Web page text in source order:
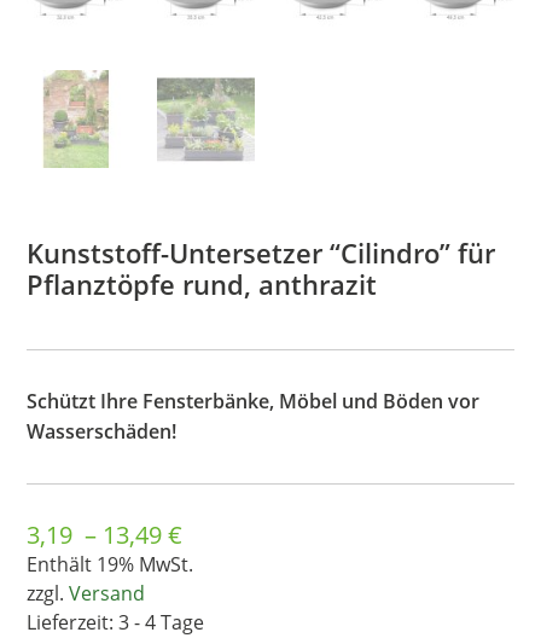
Kunststoff-Untersetzer “Cilindro” für
Pflanztöpfe rund, anthrazit
Schützt Ihre Fensterbänke, Möbel und Böden vor
Wasserschäden!
3,19 – 13,49€
3,19 €
13,49 €
Enthält 19% MwSt.
zzgl.Versand
Lieferzeit: 3 - 4 Tage